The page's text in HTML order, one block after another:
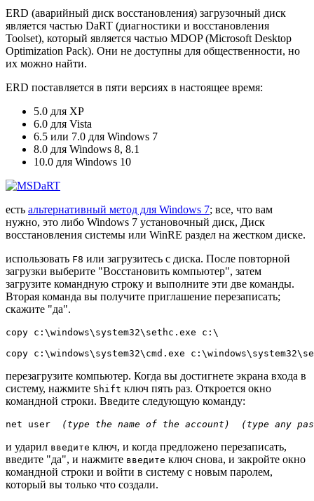
ERD (аварийный диск восстановления) загрузочный диск
является частью DaRT (диагностики и восстановления
Toolset), который является частью MDOP (Microsoft Desktop
Optimization Pack). Они не доступны для общественности, но
их можно найти.
ERD поставляется в пяти версиях в настоящее время:
5.0 для XP
6.0 для Vista
6.5 или 7.0 для Windows 7
8.0 для Windows 8, 8.1
10.0 для Windows 10
есть альтернативный метод для Windows 7; все, что вам
нужно, это либо Windows 7 установочный диск, Диск
восстановления системы или WinRE раздел на жестком диске.
использовать F8 или загрузитесь с диска. После повторной
загрузки выберите "Восстановить компьютер", затем
загрузите командную строку и выполните эти две команды.
Вторая команда вы получите приглашение перезаписать;
скажите "да".
copy c:\windows\system32\sethc.exe c:\
перезагрузите компьютер. Когда вы достигнете экрана входа в
систему, нажмите Shift ключ пять раз. Откроется окно
командной строки. Введите следующую команду:
net user (type the name of the account)  (type any
и ударил введите ключ, и когда предложено перезаписать,
введите "да", и нажмите введите ключ снова, и закройте окно
командной строки и войти в систему с новым паролем,
который вы только что создали.